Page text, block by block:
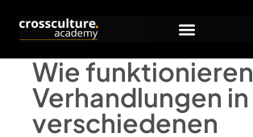
Wie funktionieren
Verhandlungen in
verschiedenen